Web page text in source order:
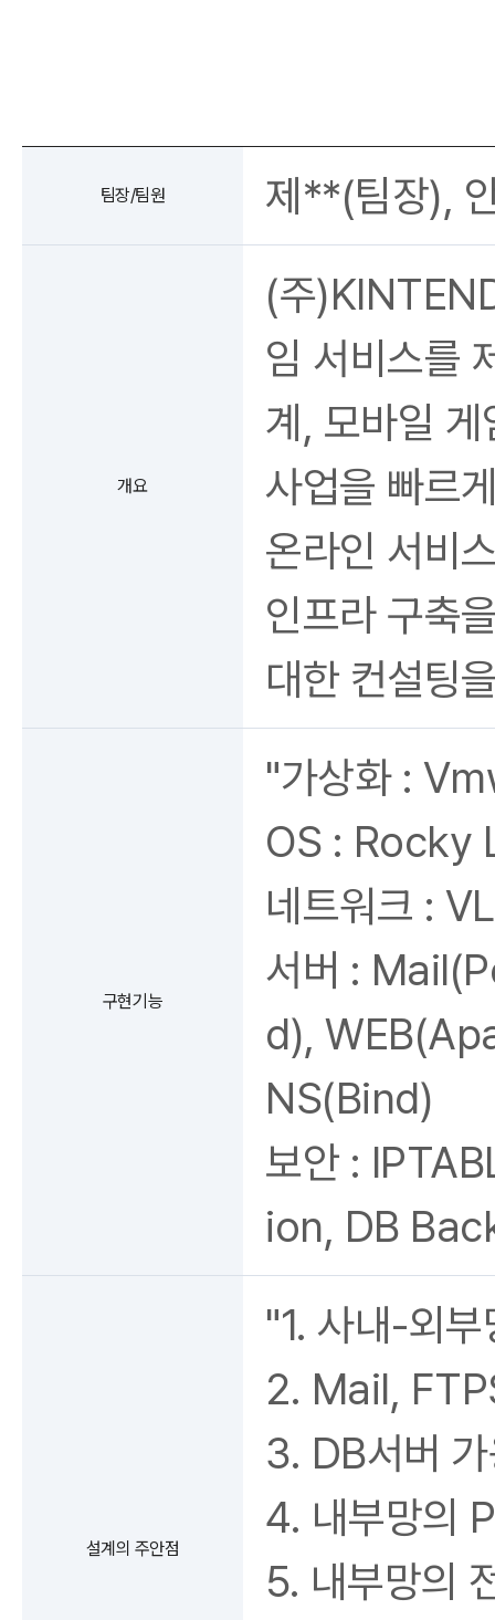
팀장/팀원 제**(팀장),
개요
(주
임 서비스를
계, 모바일
사업을 빠르
온라인 서비
인프라 구축
대한 컨설팅
구현기능
"가상화 :
OS : Rocky
네트워크 :
서버 :
d),
NS(Bind)
보안 :
ion, DB
설계의 주안점
"1. 사내-외
2. Mail,
3. DB서버
4. 내부망의
5. 내부망의